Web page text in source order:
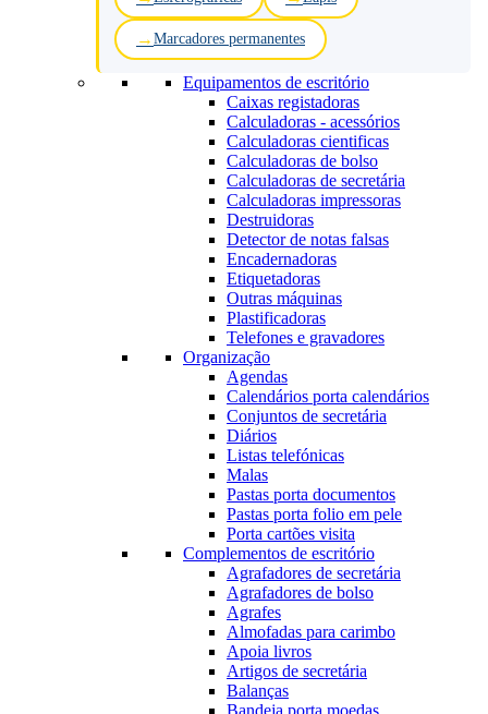
Marcadores permanentes
Equipamentos de escritório
Caixas registadoras
Calculadoras - acessórios
Calculadoras cientificas
Calculadoras de bolso
Calculadoras de secretária
Calculadoras impressoras
Destruidoras
Detector de notas falsas
Encadernadoras
Etiquetadoras
Outras máquinas
Plastificadoras
Telefones e gravadores
Organização
Agendas
Calendários porta calendários
Conjuntos de secretária
Diários
Listas telefónicas
Malas
Pastas porta documentos
Pastas porta folio em pele
Porta cartões visita
Complementos de escritório
Agrafadores de secretária
Agrafadores de bolso
Agrafes
Almofadas para carimbo
Apoia livros
Artigos de secretária
Balanças
Bandeja porta moedas